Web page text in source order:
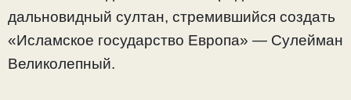
дальновидный султан, стремившийся создать
«Исламское государство Европа» — Сулейман
Великолепный.